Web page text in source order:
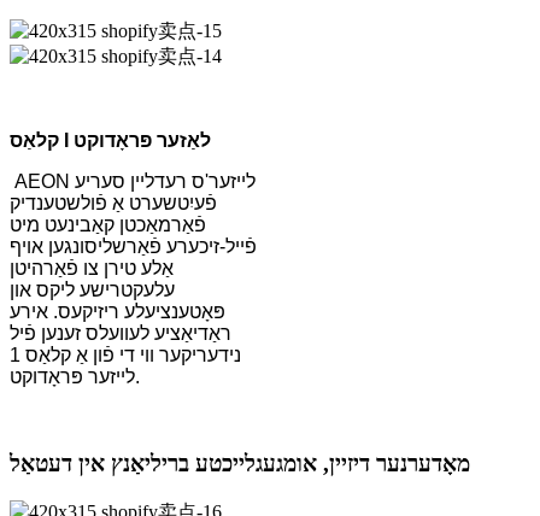
קלאַס I לאַזער פּראָדוקט
AEON לייזער'ס רעדליין סעריע
פֿעיִטשערט אַ פֿולשטענדיק
פֿאַרמאַכטן קאַבינעט מיט
פֿייל-זיכערע פֿאַרשליסונגען אויף
אַלע טירן צו פֿאַרהיטן
עלעקטרישע ליקס און
פּאָטענציעלע ריזיקעס. אירע
ראַדיאַציע לעוועלס זענען פֿיל
נידעריקער ווי די פֿון אַ קלאַס 1
לייזער פּראָדוקט.
מאָדערנער דיזיין, אומגעגלייכטע בריליאַנץ אין דעטאַל